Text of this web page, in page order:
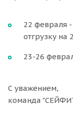
22 февраля
отгрузку на
23-26
С уважением,
команда